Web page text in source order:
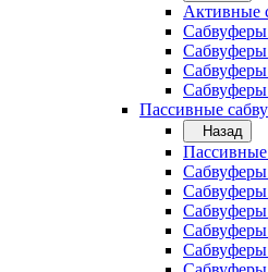
Активные
Пассивные
Назад